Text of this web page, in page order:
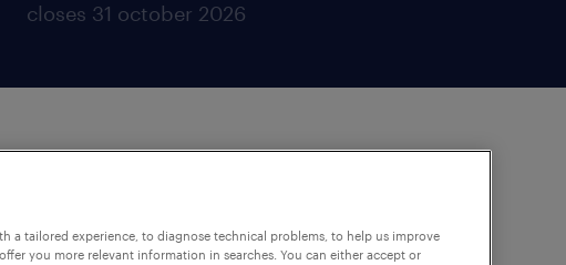
closes 31 october 2026
a tailored experience, to diagnose technical problems, to help us improve
you more relevant information in searches. You can either accept or